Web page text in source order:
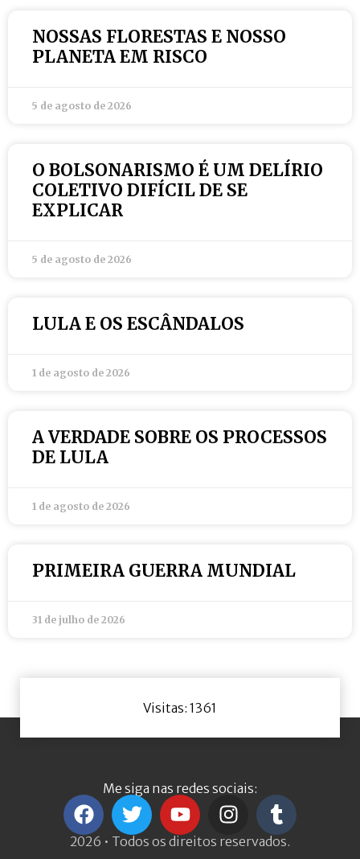
NOSSAS FLORESTAS E NOSSO
PLANETA EM RISCO
5 de agosto de 2026
O BOLSONARISMO É UM DELÍRIO
COLETIVO DIFÍCIL DE SE
EXPLICAR
5 de agosto de 2026
LULA E OS ESCÂNDALOS
1 de agosto de 2026
A VERDADE SOBRE OS PROCESSOS
DE LULA
1 de agosto de 2026
PRIMEIRA GUERRA MUNDIAL
31 de julho de 2026
Visitas: 1361
Me siga nas redes sociais:
2026 • Todos os direitos reservados.